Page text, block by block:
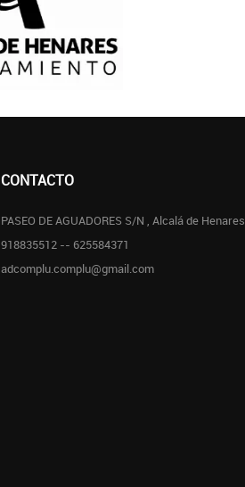
CONTACTO
PASEO DE AGUADORES S/N , Alcalá de Henares
918835512 -- 625584371
adcomplu.complu@gmail.com